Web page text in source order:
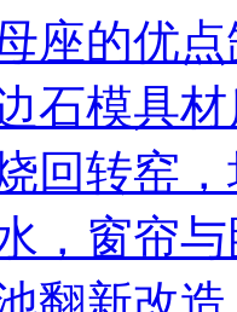
座的优
石模具
回转窑
，窗帘